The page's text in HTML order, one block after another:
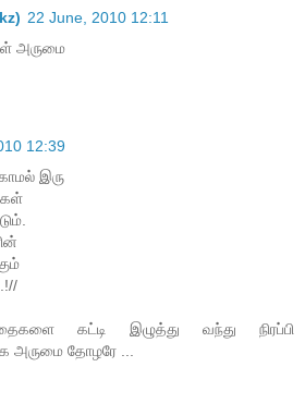
22 June, 2010 12:11
அருமை
12:39
இரு
கட்டி இழுத்து வந்து நிரப்பி
அருமை தோழரே ...